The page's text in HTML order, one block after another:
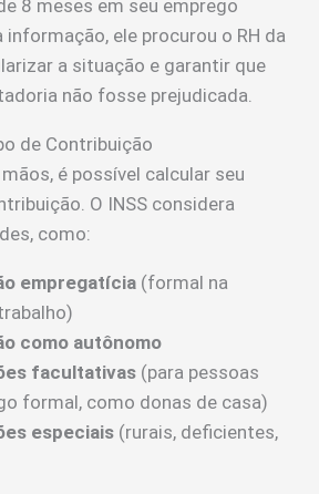
8 meses em seu emprego
ele procurou o RH da
a situação e garantir que
não fosse prejudicada.
de Contribuição
é possível calcular seu
O INSS considera
como:
empregatícia (formal na
como autônomo
facultativas (para pessoas
formal, como donas de casa)
especiais (rurais, deficientes,